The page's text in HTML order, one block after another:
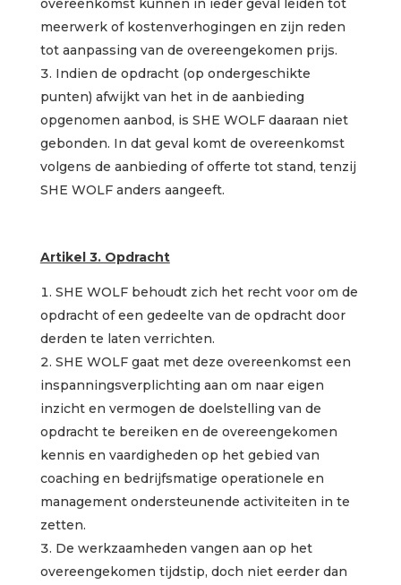
overeenkomst kunnen in ieder geval leiden tot
meerwerk of kostenverhogingen en zijn reden
tot aanpassing van de overeengekomen prijs.
Indien de opdracht (op ondergeschikte
punten) afwijkt van het in de aanbieding
opgenomen aanbod, is SHE WOLF daaraan niet
gebonden. In dat geval komt de overeenkomst
volgens de aanbieding of offerte tot stand, tenzij
SHE WOLF anders aangeeft.
Artikel 3. Opdracht
SHE WOLF behoudt zich het recht voor om de
opdracht of een gedeelte van de opdracht door
derden te laten verrichten.
SHE WOLF gaat met deze overeenkomst een
inspanningsverplichting aan om naar eigen
inzicht en vermogen de doelstelling van de
opdracht te bereiken en de overeengekomen
kennis en vaardigheden op het gebied van
coaching en bedrijfsmatige operationele en
management ondersteunende activiteiten in te
zetten.
De werkzaamheden vangen aan op het
overeengekomen tijdstip, doch niet eerder dan